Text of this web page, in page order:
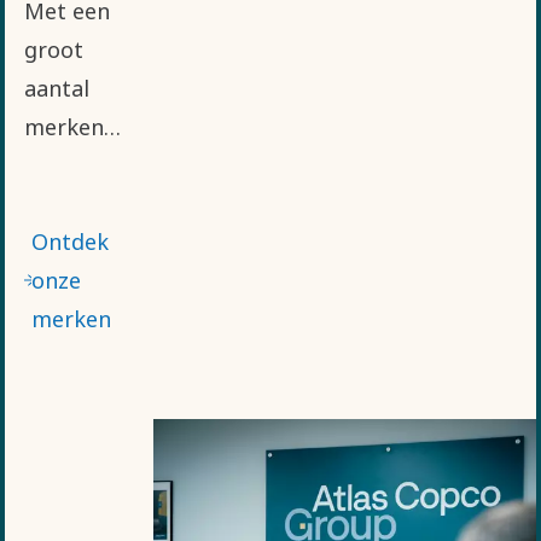
Met een
groot
aantal
merken
geavanceerde
innovaties
en
Ontdek
onze
merken